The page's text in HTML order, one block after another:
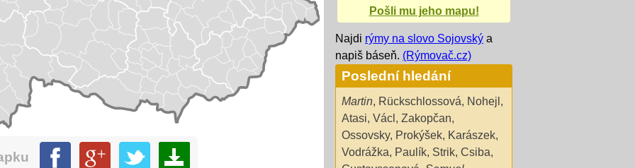
Pošli mu jeho mapu!
Najdi rýmy na slovo Sojovský a
napiš báseň. (Rýmovač.cz)
Poslední hledání
Martin, Rückschlossová, Nohejl ,
Atasi, Václ , Zakopčan,
Ossovsky, Prokýšek, Karászek,
Vodrážka, Paulík, Strik, Csiba,